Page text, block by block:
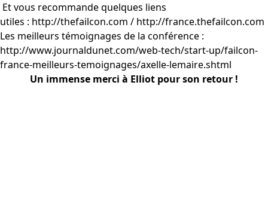
Et vous recommande quelques liens
utiles : http://thefailcon.com / http://france.thefailcon.com
Les meilleurs témoignages de la conférence :
http://www.journaldunet.com/web-tech/start-up/failcon-
france-meilleurs-temoignages/axelle-lemaire.shtml
Un immense merci à Elliot pour son retour !